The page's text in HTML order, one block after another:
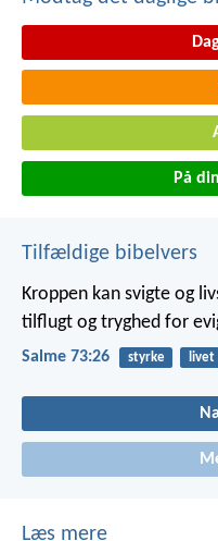
På
Tilfældige bibelvers
Kroppen kan svigte og
tilflugt og tryghed for
Salme 73:26 styrke livet
Læs mere